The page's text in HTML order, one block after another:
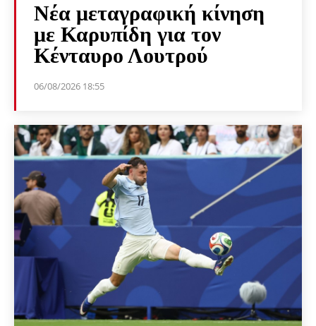
Νέα μεταγραφική κίνηση
με Καρυπίδη για τον
Κένταυρο Λουτρού
06/08/2026 18:55